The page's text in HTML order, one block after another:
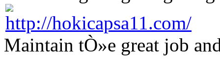
Maintain tÒ»e great job